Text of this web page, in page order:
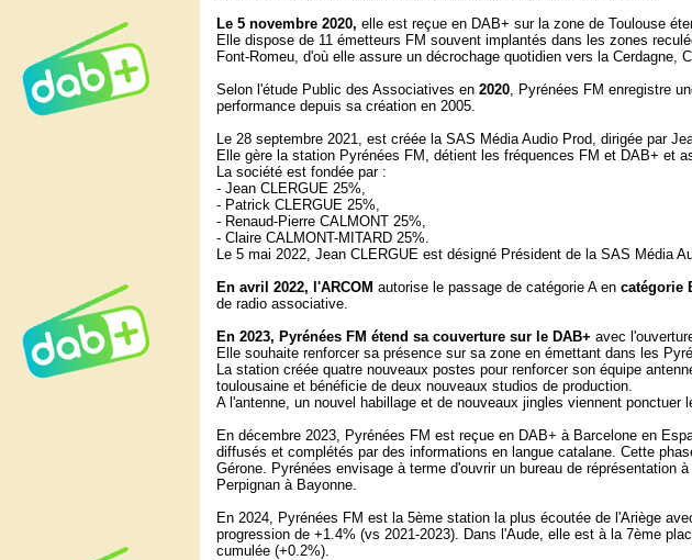
Le 5 novembre 2020, elle est reçue en DAB+ sur la zone de Toulouse
Elle dispose de 11 émetteurs FM souvent implantés dans les zones
Font-Romeu, d'où elle assure un décrochage quotidien vers la Cerdagne,
Selon l'étude Public des Associatives en 2020, Pyrénées FM enregistre
performance depuis sa création en 2005.
Le 28 septembre 2021, est créée la SAS Média Audio Prod, dirigée par
Elle gère la station Pyrénées FM, détient les fréquences FM et DAB+ et
La société est fondée par :
- Jean CLERGUE 25%,
- Patrick CLERGUE 25%,
- Renaud-Pierre CALMONT 25%,
- Claire CALMONT-MITARD 25%.
Le 5 mai 2022, Jean CLERGUE est désigné Président de la SAS Média
En avril 2022, l'ARCOM autorise le passage de catégorie A en catégorie
de radio associative.
En 2023, Pyrénées FM étend sa couverture sur le DAB+ avec
Elle souhaite renforcer sa présence sur sa zone en émettant dans les
La station créée quatre nouveaux postes pour renforcer son équipe
toulousaine et bénéficie de deux nouveaux studios de production.
A l'antenne, un nouvel habillage et de nouveaux jingles viennent ponctuer
En décembre 2023, Pyrénées FM est reçue en DAB+ à Barcelone en
diffusés et complétés par des informations en langue catalane. Cette
Gérone. Pyrénées envisage à terme d'ouvrir un bureau de
Perpignan à Bayonne.
En 2024, Pyrénées FM est la 5ème station la plus écoutée de l'Ariège
progression de +1.4% (vs 2021-2023). Dans l'Aude, elle est à la 7ème
cumulée (+0.2%).